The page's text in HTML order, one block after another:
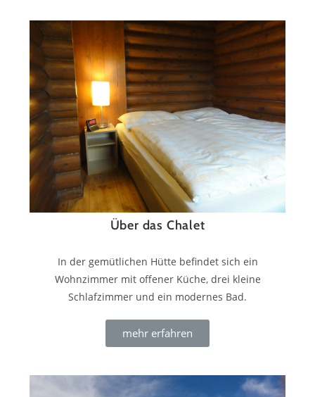
Über das Chalet
In der gemütlichen Hütte befindet sich ein
Wohnzimmer mit offener Küche, drei kleine
Schlafzimmer und ein modernes Bad.
mehr erfahren